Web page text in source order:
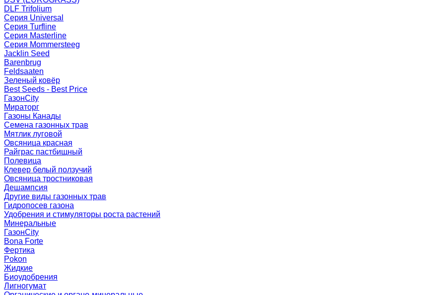
DLF Trifolium
Серия Universal
Серия Turfline
Серия Masterline
Серия Mommersteeg
Jacklin Seed
Barenbrug
Feldsaaten
Зеленый ковёр
Best Seeds - Best Price
ГазонCity
Мираторг
Газоны Канады
Семена газонных трав
Мятлик луговой
Овсяница красная
Райграс пастбищный
Полевица
Клевер белый ползучий
Овсяница тростниковая
Дешампсия
Другие виды газонных трав
Гидропосев газона
Удобрения и стимуляторы роста растений
Минеральные
ГазонCity
Bona Forte
Фертика
Pokon
Жидкие
Биоудобрения
Лигногумат